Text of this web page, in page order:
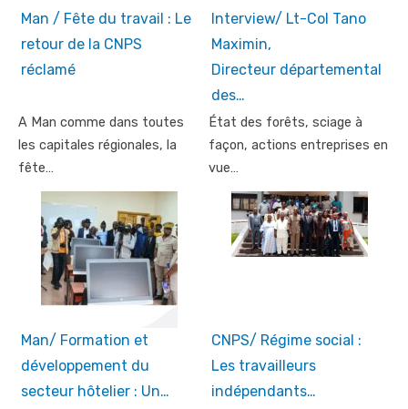
Man / Fête du travail : Le
retour de la CNPS
réclamé
A Man comme dans toutes
les capitales régionales, la
fête…
Interview/ Lt-Col Tano
Maximin,
Directeur départemental
des…
État des forêts, sciage à
façon, actions entreprises en
vue…
Man/ Formation et
développement du
secteur hôtelier : Un…
CNPS/ Régime social :
Les travailleurs
indépendants…